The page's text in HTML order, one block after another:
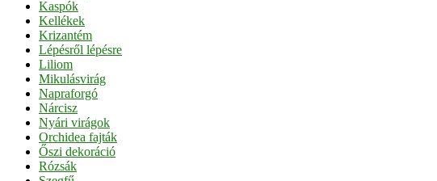
Kaspók
Kellékek
Krizantém
Lépésről lépésre
Liliom
Mikulásvirág
Napraforgó
Nárcisz
Nyári virágok
Orchidea fajták
Őszi dekoráció
Rózsák